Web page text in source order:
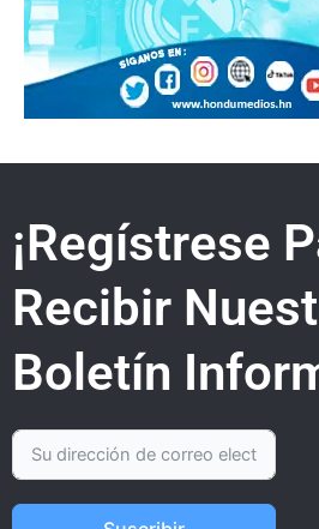
¡Regístrese
Recibir
Boletín